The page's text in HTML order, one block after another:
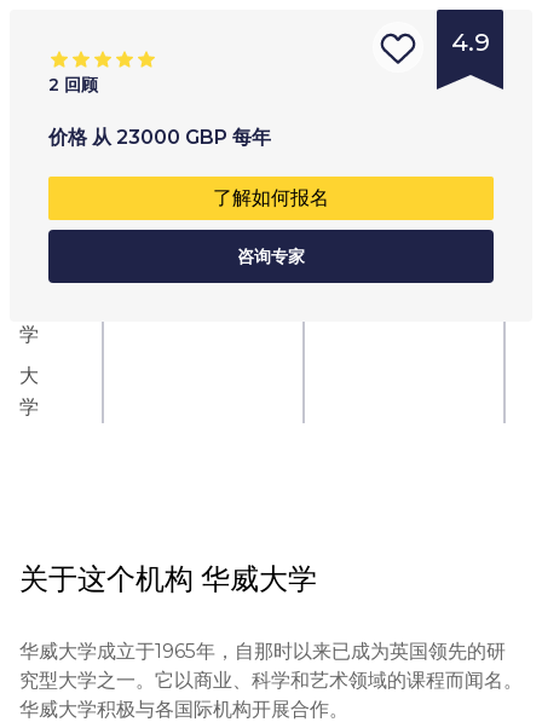
4.9
2 回顾
价格 从 23000 GBP 每年
了解如何报名
咨询专家
学
大
学
年龄范围:
17+
全职
兼读制
关于这个机构 华威大学
华威大学成立于1965年，自那时以来已成为英国领先的研
究型大学之一。它以商业、科学和艺术领域的课程而闻名。
华威大学积极与各国际机构开展合作。